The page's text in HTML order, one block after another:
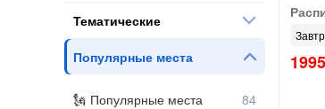
Тематические
Популярные места
Популярные места